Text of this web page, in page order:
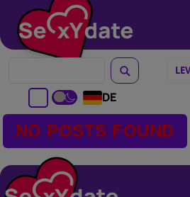
DE
NO POSTS FOUND